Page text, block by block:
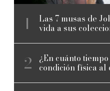
Las 7 musas de
vida a sus
¿En cuánto
condición física